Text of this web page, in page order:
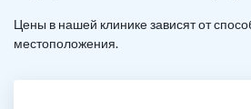
Цены в нашей клинике зависят от
местоположения.